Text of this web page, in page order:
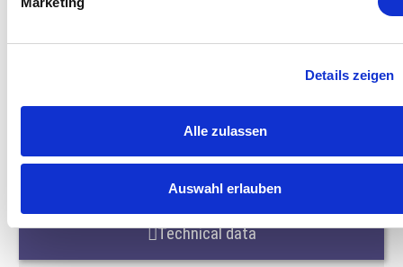
Details zeigen
Alle zulassen
Auswahl erlauben
Technical data